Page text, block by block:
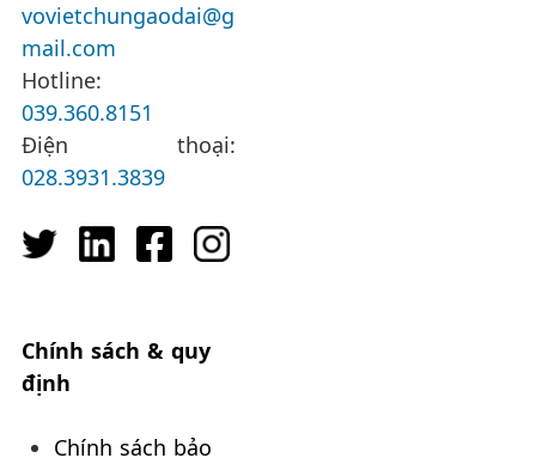
vovietchungaodai@g
mail.com
Hotline:
039.360.8151
Điện thoại:
028.3931.3839
Chính sách & quy
định
Chính sách bảo